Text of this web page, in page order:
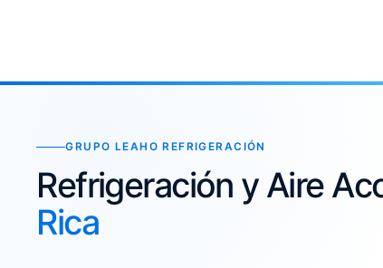
GRUPO LEAHO REFRIGERACIÓN
Refrigeración y Aire
Rica